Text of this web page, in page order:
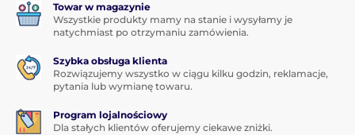
Towar w magazynie
Wszystkie produkty mamy na stanie i wysyłamy je
natychmiast po otrzymaniu zamówienia.
Szybka obsługa klienta
Rozwiązujemy wszystko w ciągu kilku godzin, reklamacje,
pytania lub wymianę towaru.
Program lojalnościowy
Dla stałych klientów oferujemy ciekawe zniżki.